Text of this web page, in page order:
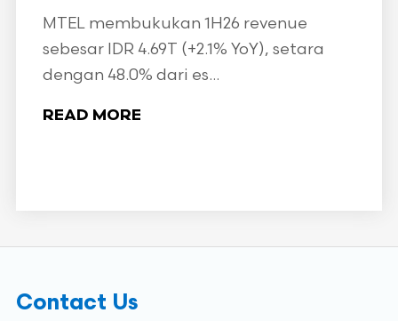
MTEL membukukan 1H26 revenue
sebesar IDR 4.69T (+2.1% YoY), setara
dengan 48.0% dari es...
READ MORE
Contact Us